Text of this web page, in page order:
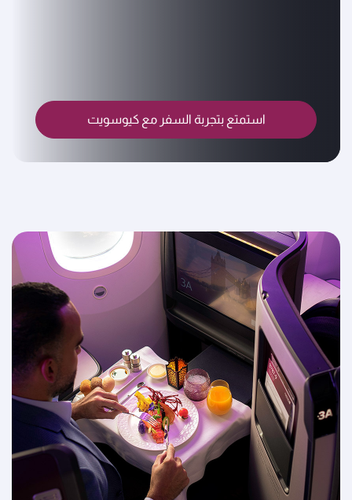
استمتع بتجربة السفر مع كيوسويت